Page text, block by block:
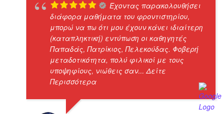
Έχοντας παρακολουθήσει
διάφορα μαθήματα του φροντιστηρίου,
μπορώ να πω ότι μου έχουν κάνει ιδιαίτερη
(καταπληκτική) εντύπωση οι καθηγητές
Παπαδάς, Πατρίκιος, Πελεκούδας. Φοβερή
μεταδοτικότητα, πολύ φιλικοί με τους
υποψηφίους, νιώθεις σαν... Δείτε
Περισσότερα